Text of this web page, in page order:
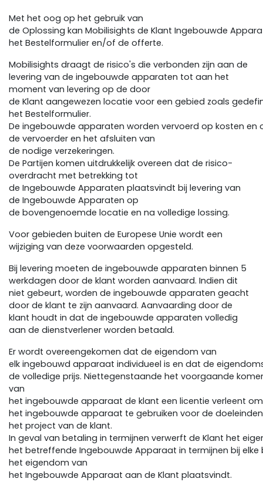
Met het oog op het gebruik van
de Oplossing kan Mobilisights de Klant Ingebouwde
het Bestelformulier en/of de offerte.
Mobilisights draagt de risico's die verbonden zijn aan de
levering van de ingebouwde apparaten tot aan het
moment van levering op de door
de Klant aangewezen locatie voor een gebied zoals
het Bestelformulier.
De ingebouwde apparaten worden vervoerd op kosten en
de vervoerder en het afsluiten van
de nodige verzekeringen.
De Partijen komen uitdrukkelijk overeen dat de risico-
overdracht met betrekking tot
de Ingebouwde Apparaten plaatsvindt bij levering van
de Ingebouwde Apparaten op
de bovengenoemde locatie en na volledige lossing.
Voor gebieden buiten de Europese Unie wordt een
wijziging van deze voorwaarden opgesteld.
Bij levering moeten de ingebouwde apparaten binnen 5
werkdagen door de klant worden aanvaard. Indien dit
niet gebeurt, worden de ingebouwde apparaten geacht
door de klant te zijn aanvaard. Aanvaarding door de
klant houdt in dat de ingebouwde apparaten volledig
aan de dienstverlener worden betaald.
Er wordt overeengekomen dat de eigendom van
elk ingebouwd apparaat individueel is en dat de
de volledige prijs. Niettegenstaande het voorgaande
van
het ingebouwde apparaat de klant een licentie verleent om
het ingebouwde apparaat te gebruiken voor de
het project van de klant.
In geval van betaling in termijnen verwerft de Klant het
het betreffende Ingebouwde Apparaat in termijnen bij
het eigendom van
het Ingebouwde Apparaat aan de Klant plaatsvindt.